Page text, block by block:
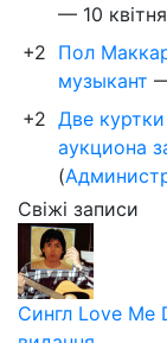
— 10
+2 Пол
музыкант
+2 Две
аукциона
(
Свіжі записи
Сингл Love Me